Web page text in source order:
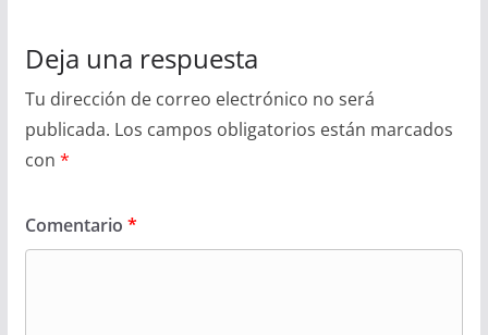
Deja una respuesta
Tu dirección de correo electrónico no será
publicada. Los campos obligatorios están marcados
con *
Comentario *